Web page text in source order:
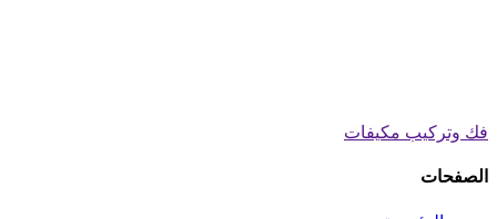
فك وتركيب مكيفات
الصفحات